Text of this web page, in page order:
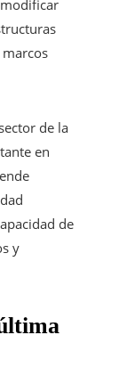
de la
en
de
y